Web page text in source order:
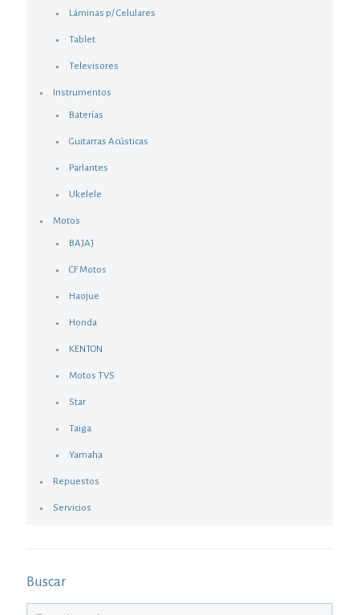
Láminas p/ Celulares
Tablet
Televisores
Instrumentos
Baterías
Guitarras Acústicas
Parlantes
Ukelele
Motos
BAJAJ
CF Motos
Haojue
Honda
KENTON
Motos TVS
Star
Taiga
Yamaha
Repuestos
Servicios
Buscar